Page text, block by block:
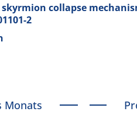
collapse
2
Monats